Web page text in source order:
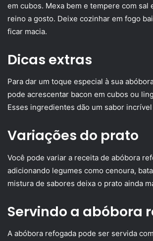
em cubos. Mexa bem e tempere com sal
reino a gosto. Deixe cozinhar em fogo
ficar macia.
Dicas extras
Para dar um toque especial à sua
pode acrescentar bacon em cubos ou
Esses ingredientes dão um sabor
Variações do prato
Você pode variar a receita de abóbora
adicionando legumes como cenoura,
mistura de sabores deixa o prato ainda
Servindo a abóbora
A abóbora refogada pode ser servida